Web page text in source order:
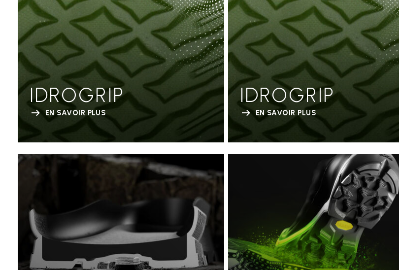
IDROGRIP
EN SAVOIR PLUS
IDROGRIP
EN SAVOIR PLUS